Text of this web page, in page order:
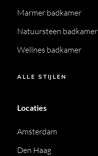
Marmer badkamer
Natuursteen badkamer
Wellnes badkamer
ALLE STIJLEN
Locaties
Amsterdam
Den Haag